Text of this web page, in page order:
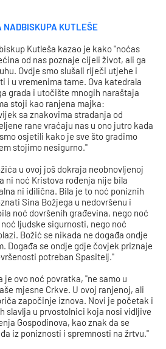
NADBISKUPA KUTLEŠE
Kutleša kazao je kako "noćas
od nas poznaje cijeli život, ali ga
Ovdje smo slušali riječi utjehe i
i u vremenima tame. Ova katedrala
grada i utočište mnogih naraštaja
stoji kao ranjena majka:
sa znakovima stradanja od
rane vraćaju nas u ono jutro kada
osjetili kako je sve što gradimo
stojimo nesigurno."
u ovoj još dokraja neobnovljenoj
ni noć Kristova rođenja nije bila
ni idilična. Bila je to noć poniznih
Sina Božjega u nedovršenu i
noć dovršenih građevina, nego noć
ljudske sigurnosti, nego noć
Božić se nikada ne događa ondje
Događa se ondje gdje čovjek priznaje
potreban Spasitelj."
ovo noć povratka, "ne samo u
mjesne Crkve. U ovoj ranjenoj, ali
započinje iznova. Novi je početak i
slavlja u prvostolnici koja nosi vidljive
Gospodinova, kao znak da se
iz poniznosti i spremnosti na žrtvu."